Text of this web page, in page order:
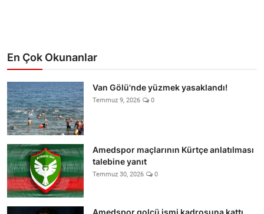
En Çok Okunanlar
Van Gölü'nde yüzmek yasaklandı!
Temmuz 9, 2026 0
Amedspor maçlarının Kürtçe anlatılması
talebine yanıt
Temmuz 30, 2026 0
Amedspor golcü ismi kadrosuna kattı